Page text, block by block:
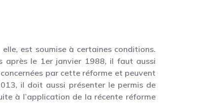
elle, est soumise à certaines conditions.
après le 1er janvier 1988, il faut aussi
par cette réforme et peuvent
il doit aussi présenter le permis de
à l’application de la récente réforme